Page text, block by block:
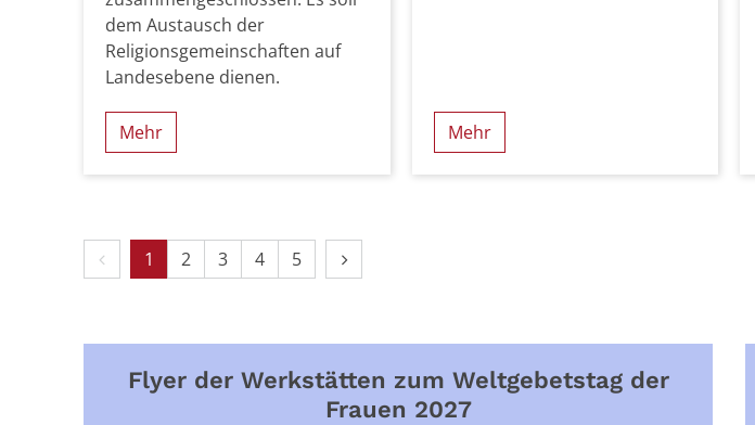
dem Austausch der
Religionsgemeinschaften auf
Landesebene dienen.
Mehr Mehr
Vorherige Seite
1 2 3 4 5 Nächste Seite
Flyer der Werkstätten zum Weltgebetstag der
Frauen 2027